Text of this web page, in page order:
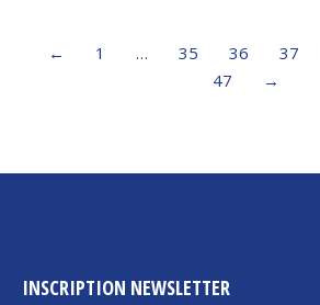
← 1 … 35 36 37
47
→
INSCRIPTION NEWSLETTER